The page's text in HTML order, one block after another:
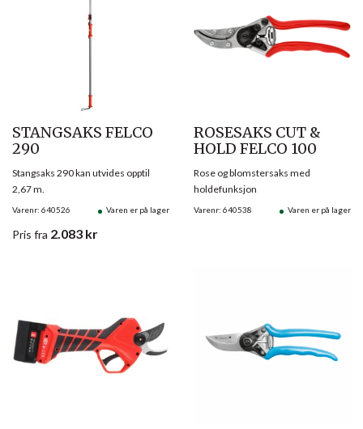
STANGSAKS FELCO
290
Varenr: 640526 Varen er på lager
Stangsaks 290 kan utvides opptil
2,67 m.
Pris fra 2.083 kr
ROSESAKS CUT &
HOLD FELCO 100
Varenr: 640538 Varen er på lager
Rose og blomstersaks med
holdefunksjon